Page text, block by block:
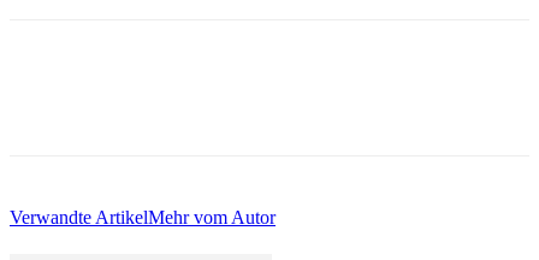
Verwandte ArtikelMehr vom Autor